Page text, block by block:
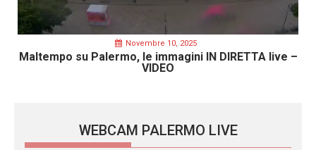
Novembre 10, 2025
Maltempo su Palermo, le immagini IN DIRETTA live –
VIDEO
WEBCAM PALERMO LIVE